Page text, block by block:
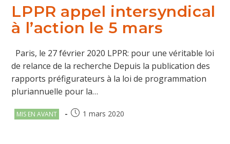
LPPR appel intersyndical
à l’action le 5 mars
Paris, le 27 février 2020 LPPR: pour une véritable loi
de relance de la recherche Depuis la publication des
rapports préfigurateurs à la loi de programmation
pluriannuelle pour la…
Post
MIS EN AVANT
Publication
1 mars 2020